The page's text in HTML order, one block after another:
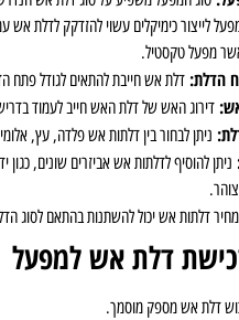
לייצור כימיקלים עשוי להזדקק לדלת אש
מפעל טקסטיל.
הדלת: דלת אש חייבת להתאים לגודל פתח
דירוג האש של דלת האש חייב לעמוד
ניתן לבחור בין דלתות אש פלדה, עץ,
ניתן להוסיף לדלתות אש אביזרים שונים, כגון
מחיר דלתות אש יכול להשתנות בהתאם לסוג
דלת אש למפעל
דלת אש מספק מוסמך.